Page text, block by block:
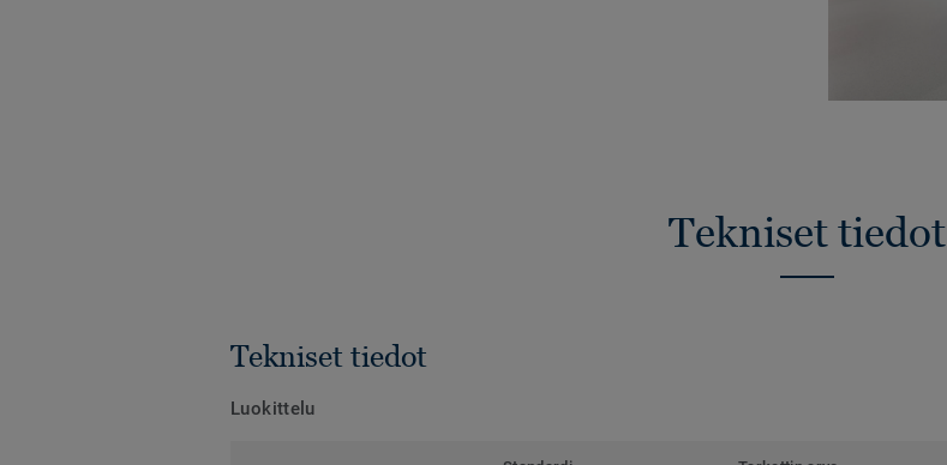
Tekniset tiedot
Tekniset tiedot
Luokittelu